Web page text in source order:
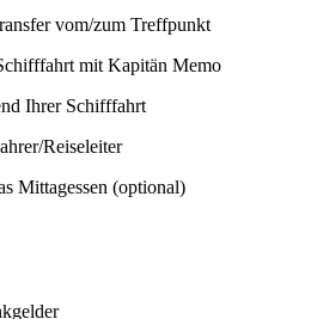
vom/zum Treffpunkt
mit Kapitän Memo
Ihrer Schifffahrt
Reiseleiter
Mittagessen (optional)